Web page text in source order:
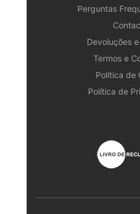
Perguntas
Devoluções
Termos e
Política de
Política de